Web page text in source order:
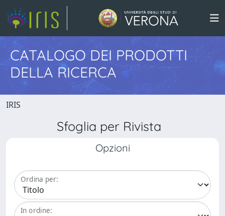
CATALOGO DEI PRODOTTI
DELLA RICERCA
IRIS
Sfoglia per Rivista
Opzioni
Ordina per:
In ordine: